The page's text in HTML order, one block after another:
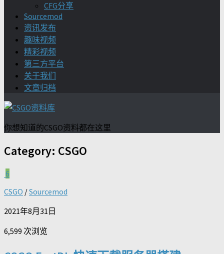
CFG分享
Sourcemod
资讯发布
趣味视频
精彩视频
第三方平台
关于我们
文章归档
你想知道的CSGO资料都在这里
Category: CSGO
6
CSGO /Sourcemod
2021年8月31日
6,599 次浏览